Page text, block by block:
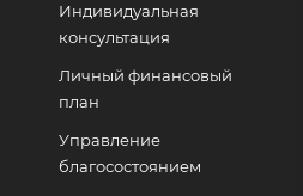
Индивидуальная
консультация
Личный финансовый
план
Управление
благосостоянием